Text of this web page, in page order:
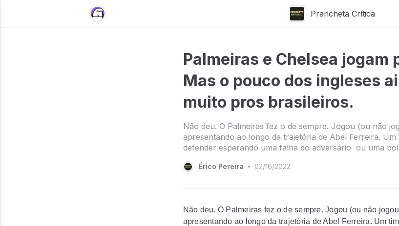
Prancheta Crítica
Palmeiras e Chelsea jogam
Mas o pouco dos ingleses
muito pros brasileiros.
Não deu. O Palmeiras fez o de sempre. Jogou (ou não
apresentando ao longo da trajetória de Abel Ferreira. Um
defender esperando uma falha do adversário ou uma
Érico Pereira • 02/16/2022
Não deu. O Palmeiras fez o de sempre. Jogou (ou não
apresentando ao longo da trajetória de Abel Ferreira. Um